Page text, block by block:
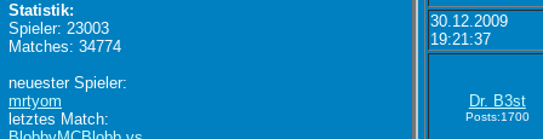
30.12.2009
19:21:37
Dr. B3st
Posts:1700
Statistik:
Spieler: 23003
Matches: 34774
neuester Spieler:
mrtyom
letztes Match: